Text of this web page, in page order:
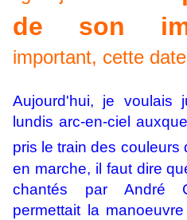
de son
important, cette
Aujourd'hui, je voulais
lundis arc-en-ciel
pris le train des couleurs
en marche, il faut dire
chantés par André
permettait la